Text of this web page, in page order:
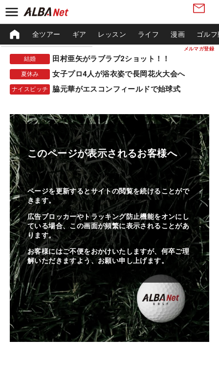
メルマガ登録
全ツアー ギア レッスン ライフ 漫画 ゴル
結婚 田村亜矢がラブラブ2ショット！！
夏休み 女子プロ4人が浴衣姿で長岡花火大会へ
ナイスピッチ 脇元華がエスコンフィールドで始球式
このページが表示されるお客様へ
ページを更新するとサイトの閲覧を続けることがで
きます。
広告ブロッカーやトラッキング防止機能をオンにし
ている場合、この画面が頻繁に表示されることがあ
ります。
お客様にはご不便をおかけいたしますが、何卒ご理
解いただきますよう、お願い申し上げます。